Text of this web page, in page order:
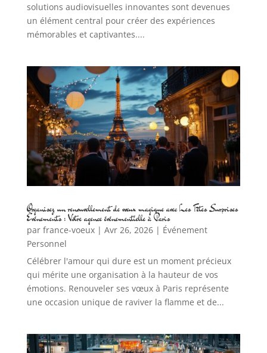
solutions audiovisuelles innovantes sont devenues
un élément central pour créer des expériences
mémorables et captivantes....
Organisez un renouvellement de vœux magique avec Les Fêtes Surprises
Événements : Votre agence événementielle à Paris
par france-voeux| Avr 26, 2026| Événement
Personnel
Célébrer l'amour qui dure est un moment précieux
qui mérite une organisation à la hauteur de vos
émotions. Renouveler ses vœux à Paris représente
une occasion unique de raviver la flamme et de...